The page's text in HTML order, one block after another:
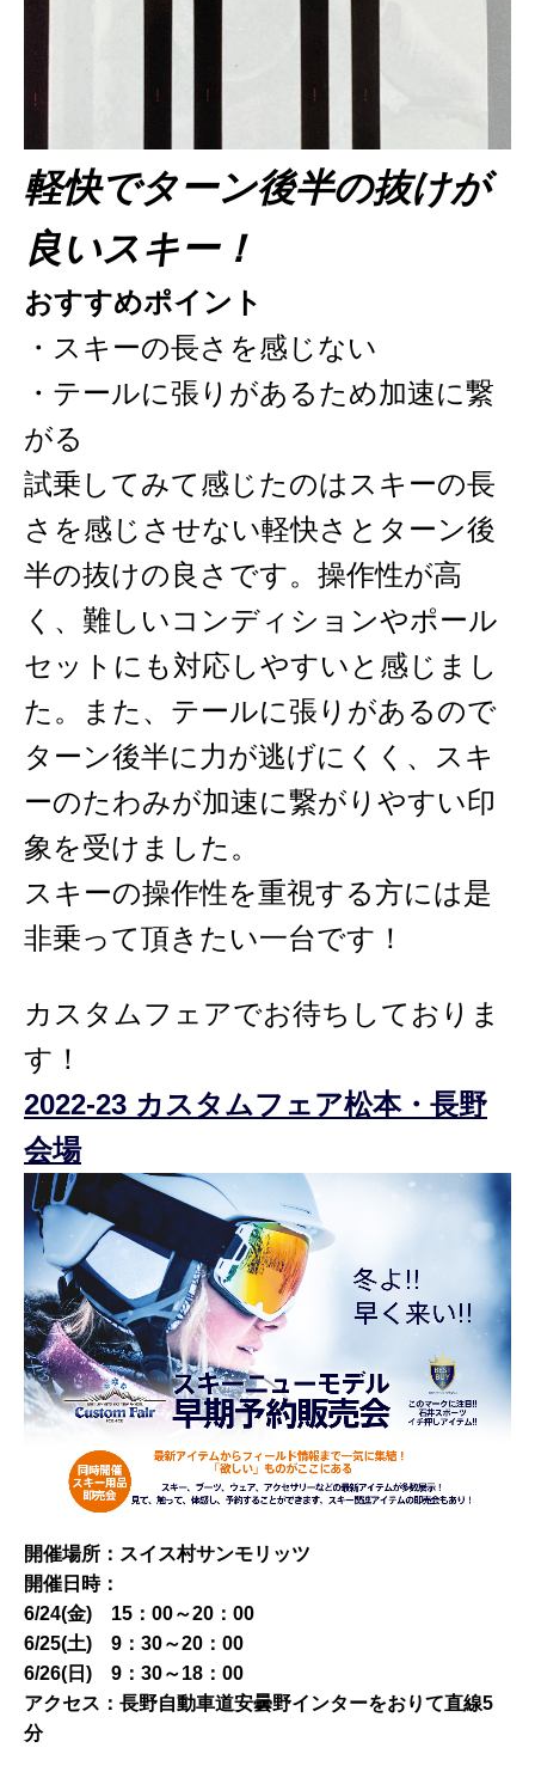
軽快でターン後半の抜けが
良いスキー！
おすすめポイント
・スキーの長さを感じない
・テールに張りがあるため加速に繋
がる
試乗してみて感じたのはスキーの長
さを感じさせない軽快さとターン後
半の抜けの良さです。操作性が高
く、難しいコンディションやポール
セットにも対応しやすいと感じまし
た。また、テールに張りがあるので
ターン後半に力が逃げにくく、スキ
ーのたわみが加速に繋がりやすい印
象を受けました。
スキーの操作性を重視する方には是
非乗って頂きたい一台です！
カスタムフェアでお待ちしておりま
す！
2022-23 カスタムフェア松本・長野
会場
開催場所 ：スイス村サンモリッツ
開催日時：
6/24(金) 15：00～20：00
6/25(土) 9：30～20：00
6/26(日) 9：30～18：00
アクセス：長野自動車道安曇野インターをおりて直線5
分